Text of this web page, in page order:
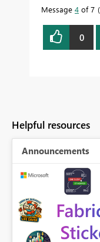
Message 4 of 7
0
Helpful resources
Announcements